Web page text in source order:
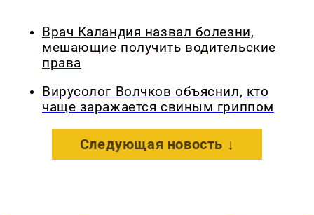
Врач Каландия назвал болезни,
мешающие получить водительские
права
Вирусолог Волчков объяснил, кто
чаще заражается свиным гриппом
Следующая новость ↓